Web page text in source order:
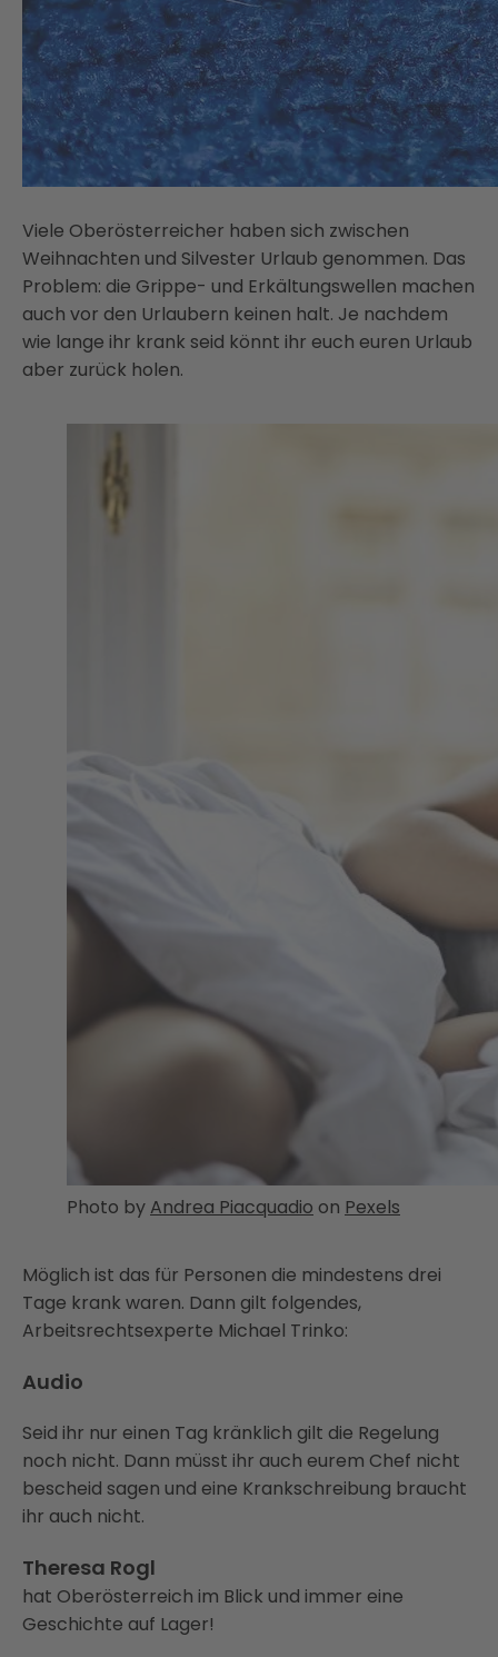
Viele Oberösterreicher haben sich zwischen
Weihnachten und Silvester Urlaub genommen. Das
Problem: die Grippe- und Erkältungswellen machen
auch vor den Urlaubern keinen halt. Je nachdem
wie lange ihr krank seid könnt ihr euch euren Urlaub
aber zurück holen.
Photo by Andrea Piacquadio on Pexels
Möglich ist das für Personen die mindestens drei
Tage krank waren. Dann gilt folgendes,
Arbeitsrechtsexperte Michael Trinko:
Audio
Seid ihr nur einen Tag kränklich gilt die Regelung
noch nicht. Dann müsst ihr auch eurem Chef nicht
bescheid sagen und eine Krankschreibung braucht
ihr auch nicht.
Theresa Rogl
hat Oberösterreich im Blick und immer eine
Geschichte auf Lager!